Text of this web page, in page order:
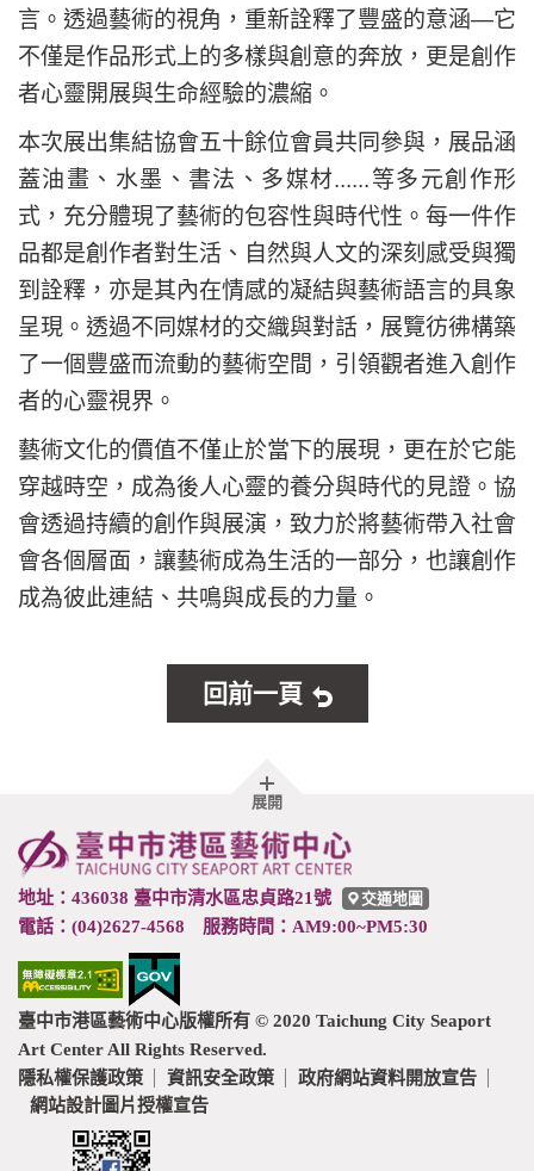
言。透過藝術的視角，重新詮釋了豐盛的意涵—它
不僅是作品形式上的多樣與創意的奔放，更是創作
者心靈開展與生命經驗的濃縮。
本次展出集結協會五十餘位會員共同參與，展品涵
蓋油畫、水墨、書法、多媒材......等多元創作形
式，充分體現了藝術的包容性與時代性。每一件作
品都是創作者對生活、自然與人文的深刻感受與獨
到詮釋，亦是其內在情感的凝結與藝術語言的具象
呈現。透過不同媒材的交織與對話，展覽彷彿構築
了一個豐盛而流動的藝術空間，引領觀者進入創作
者的心靈視界。
藝術文化的價值不僅止於當下的展現，更在於它能
穿越時空，成為後人心靈的養分與時代的見證。協
會透過持續的創作與展演，致力於將藝術帶入社會
會各個層面，讓藝術成為生活的一部分，也讓創作
成為彼此連結、共鳴與成長的力量。
回前一頁
展開胖
尾
地址：436038 臺中市清水區忠貞路21號 交通地圖
電話：(04)2627-4568 服務時間：AM9:00~PM5:30
臺中市港區藝術中心版權所有 © 2020 Taichung City Seaport
Art Center All Rights Reserved.
隱私權保護政策 資訊安全政策
政府網站資料開放宣告
網站設計圖片授權宣告